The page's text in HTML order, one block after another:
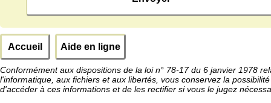
Accueil Aide en ligne
Conformément aux dispositions de la loi n° 78-17 du 6 janvier 1978
l'informatique, aux fichiers et aux libertés, vous conservez la possibilité
d'accéder à ces informations et de les rectifier si vous le jugez